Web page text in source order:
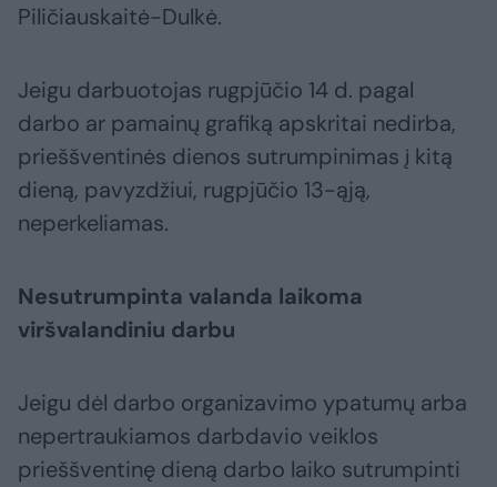
Piličiauskaitė-Dulkė.
Jeigu darbuotojas rugpjūčio 14 d. pagal
darbo ar pamainų grafiką apskritai nedirba,
prieššventinės dienos sutrumpinimas į kitą
dieną, pavyzdžiui, rugpjūčio 13-ąją,
neperkeliamas.
Nesutrumpinta valanda laikoma
viršvalandiniu darbu
Jeigu dėl darbo organizavimo ypatumų arba
nepertraukiamos darbdavio veiklos
prieššventinę dieną darbo laiko sutrumpinti